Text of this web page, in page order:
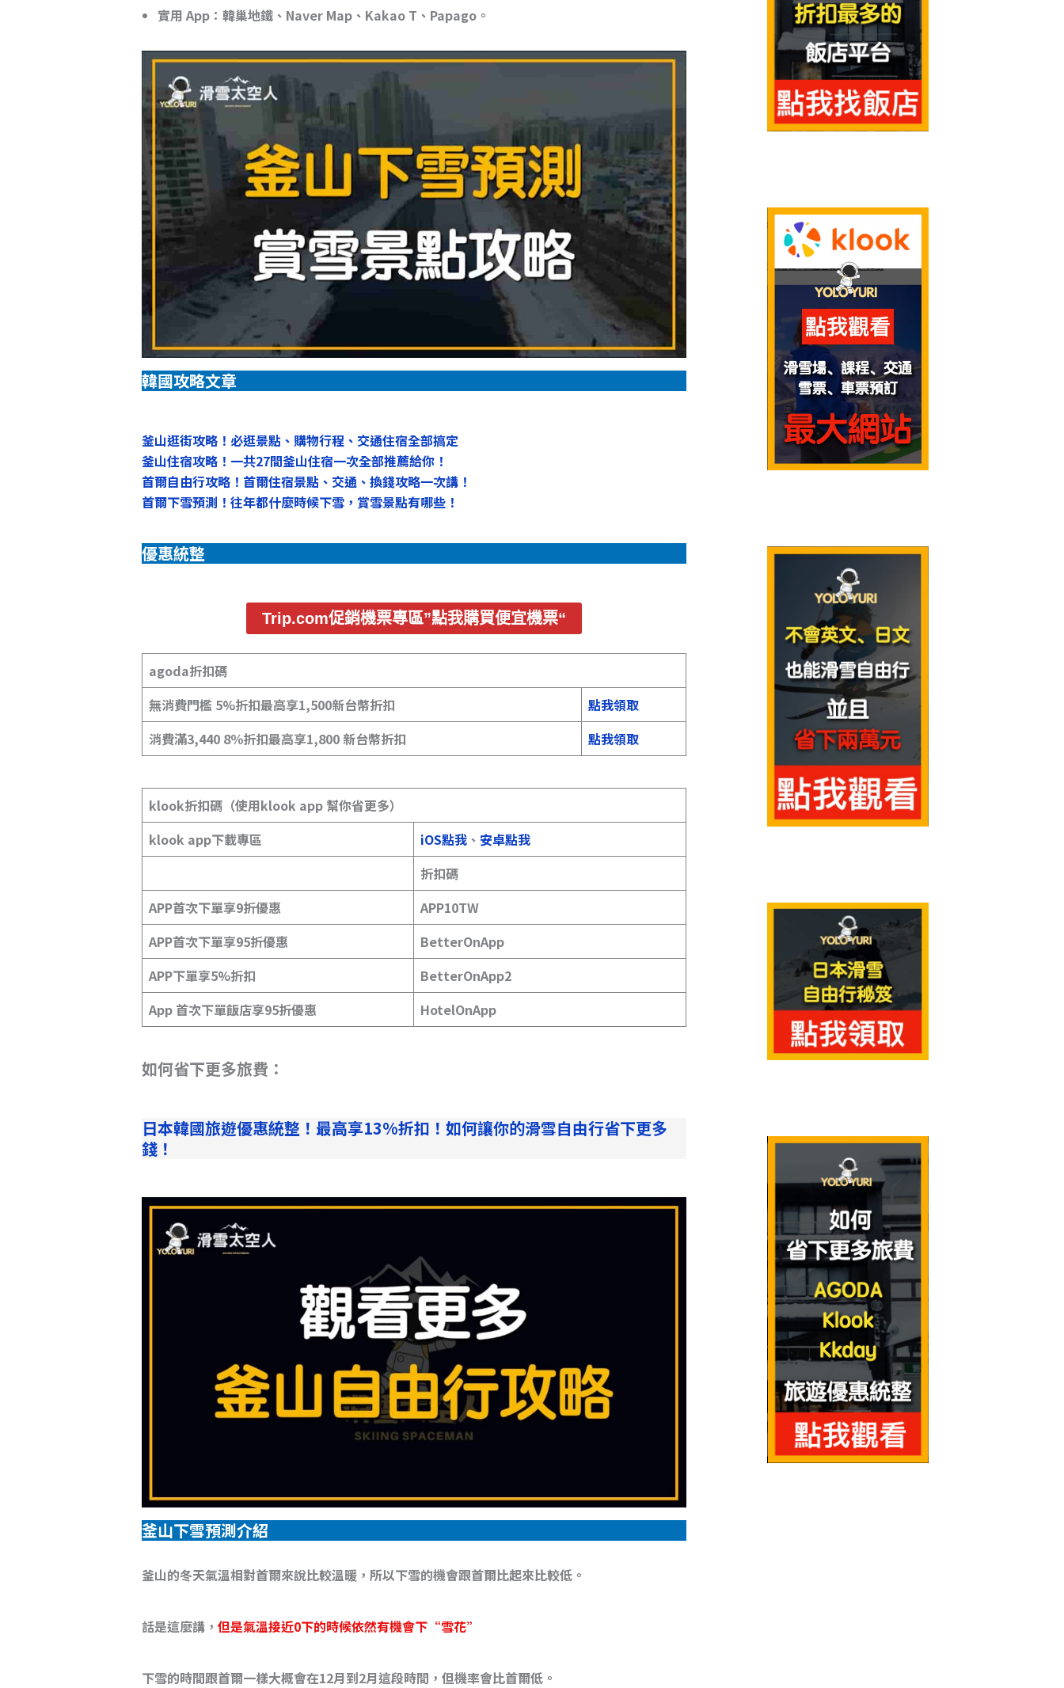
實用 App：韓巢地鐵、Naver Map、Kakao T、Papago。
韓國攻略文章
釜山逛街攻略！必逛景點、購物行程、交通住宿全部搞定
釜山住宿攻略！一共27間釜山住宿一次全部推薦給你！
首爾自由行攻略！首爾住宿景點、交通、換錢攻略一次講！
首爾下雪預測！往年都什麼時候下雪，賞雪景點有哪些！
優惠統整
Trip.com促銷機票專區”點我購買便宜機票“
agoda折扣碼
無消費門檻 5%折扣最高享1,500新台幣折扣
點我領取
消費滿3,440 8％折扣最高享1,800 新台幣折扣
點我領取
klook折扣碼（使用klook app 幫你省更多）
klook app下載專區
iOS點我、 安卓點我
折扣碼
APP首次下單享9折優惠
APP10TW
APP首次下單享95折優惠
BetterOnApp
APP下單享5%折扣
BetterOnApp2
App 首次下單飯店享95折優惠
HotelOnApp
如何省下更多旅費：
日本韓國旅遊優惠統整！最高享13%折扣！如何讓你的滑雪自由行省下更多
錢！
釜山下雪預測介紹
釜山的冬天氣溫相對首爾來說比較溫暖，所以下雪的機會跟首爾比起來比較低。
話是這麼講， 但是氣溫接近0下的時候依然有機會下“雪花”
下雪的時間跟首爾一樣大概會在12月到2月這段時間，但機率會比首爾低。